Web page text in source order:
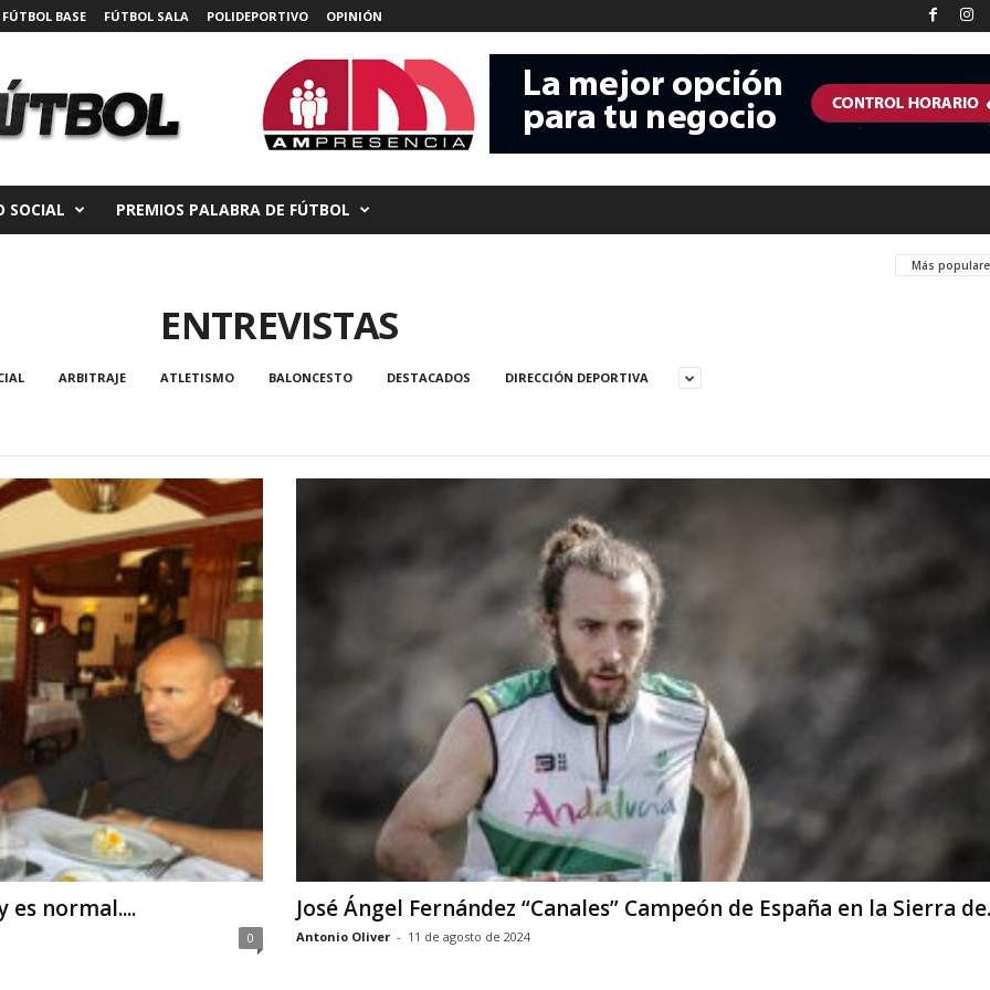
FÚTBOL BASE FÚTBOL SALA POLIDEPORTIVO OPINIÓN
SOCIAL PREMIOS PALABRA DE FÚTBOL
Más
ENTREVISTAS
ARBITRAJE ATLETISMO BALONCESTO DESTACADOS DIRECCIÓN DEPORTIVA
es normal....
0
José Ángel Fernández “Canales” Campeón de España en la Sierra
Antonio Oliver - 11 de agosto de 2024